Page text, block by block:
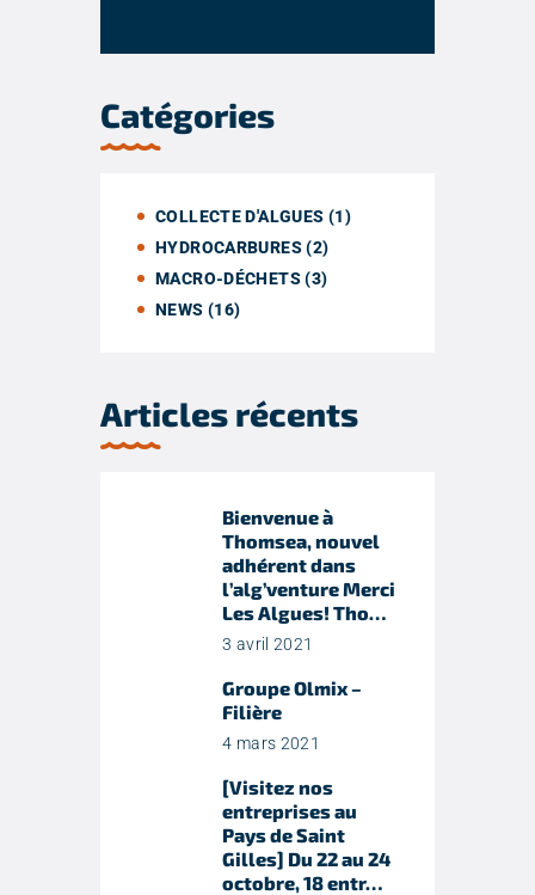
Catégories
COLLECTE D'ALGUES (1)
HYDROCARBURES(2)
MACRO-DÉCHETS(3)
NEWS (16)
Articles récents
Bienvenue à
Thomsea, nouvel
adhérent dans
l’alg’venture Merci
Les Algues! Tho…
3 avril 2021
Groupe Olmix –
Filière
4 mars 2021
[Visitez nos
entreprises au
Pays de Saint
Gilles] Du 22 au 24
octobre, 18 entr…